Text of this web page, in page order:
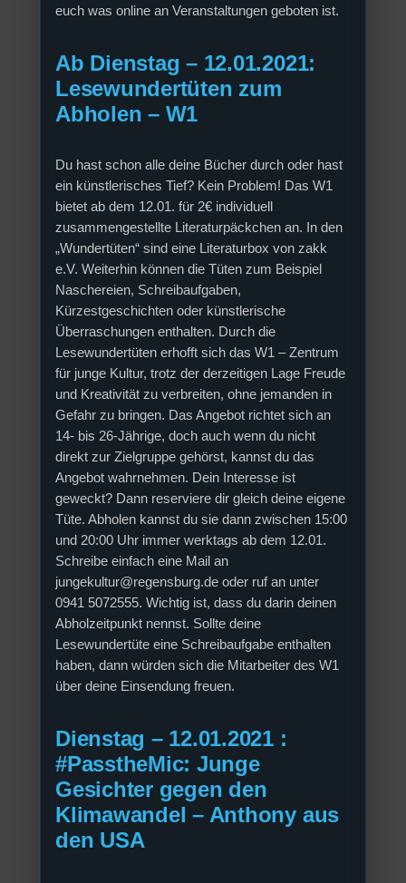
euch was online an Veranstaltungen geboten ist.
Ab Dienstag – 12.01.2021:
Lesewundertüten zum
Abholen – W1
Du hast schon alle deine Bücher durch oder hast
ein künstlerisches Tief? Kein Problem! Das W1
bietet ab dem 12.01. für 2€ individuell
zusammengestellte Literaturpäckchen an. In den
„Wundertüten“ sind eine Literaturbox von zakk
e.V. Weiterhin können die Tüten zum Beispiel
Naschereien, Schreibaufgaben,
Kürzestgeschichten oder künstlerische
Überraschungen enthalten. Durch die
Lesewundertüten erhofft sich das W1 – Zentrum
für junge Kultur, trotz der derzeitigen Lage Freude
und Kreativität zu verbreiten, ohne jemanden in
Gefahr zu bringen. Das Angebot richtet sich an
14- bis 26-Jährige, doch auch wenn du nicht
direkt zur Zielgruppe gehörst, kannst du das
Angebot wahrnehmen. Dein Interesse ist
geweckt? Dann reserviere dir gleich deine eigene
Tüte. Abholen kannst du sie dann zwischen 15:00
und 20:00 Uhr immer werktags ab dem 12.01.
Schreibe einfach eine Mail an
jungekultur@regensburg.de oder ruf an unter
0941 5072555. Wichtig ist, dass du darin deinen
Abholzeitpunkt nennst. Sollte deine
Lesewundertüte eine Schreibaufgabe enthalten
haben, dann würden sich die Mitarbeiter des W1
über deine Einsendung freuen.
Dienstag – 12.01.2021 :
#PasstheMic: Junge
Gesichter gegen den
Klimawandel – Anthony aus
den USA